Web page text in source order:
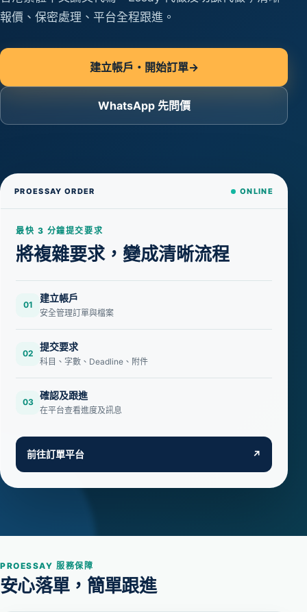
報價、保密處理、平台全程跟進。
建立帳戶・開始訂單→
WhatsApp 先問價
PROESSAY ORDER ONLINE
最快 3 分鐘提交要求
將複雜要求，變成清晰流程
01
建立帳戶
安全管理訂單與檔案
02
提交要求
科目、字數、Deadline、附件
03
確認及跟進
在平台查看進度及訊息
前往訂單平台 ↗
PROESSAY 服務保障
安心落單，簡單跟進